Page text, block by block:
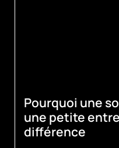
Pourquoi une
une petite
différence